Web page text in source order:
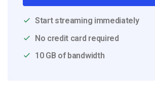
Start streaming immediately
No credit card required
10 GB of bandwidth